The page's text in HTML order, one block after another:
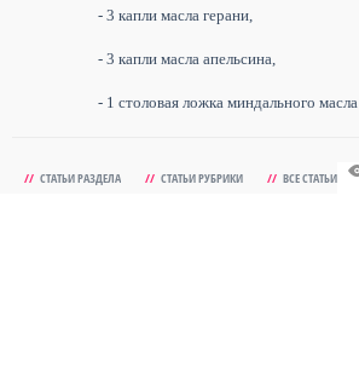
- 3 капли масла герани,
- 3 капли масла апельсина,
- 1 столовая ложка миндального масла
// СТАТЬИ РАЗДЕЛА // СТАТЬИ РУБРИКИ // ВСЕ СТАТЬИ